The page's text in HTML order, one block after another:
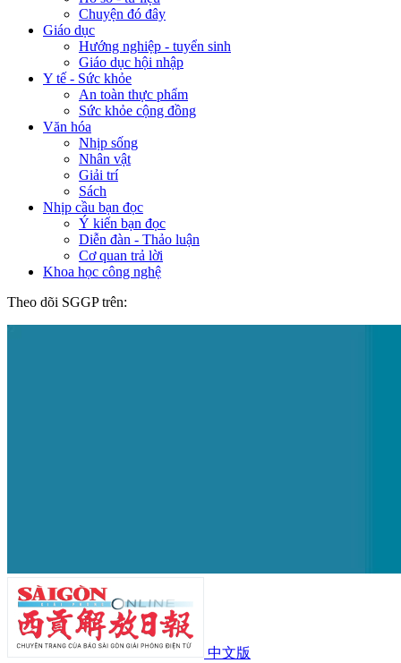
Chuyện đó đây
Giáo dục
Hướng nghiệp - tuyển sinh
Giáo dục hội nhập
Y tế - Sức khỏe
An toàn thực phẩm
Sức khỏe cộng đồng
Văn hóa
Nhịp sống
Nhân vật
Giải trí
Sách
Nhịp cầu bạn đọc
Ý kiến bạn đọc
Diễn đàn - Thảo luận
Cơ quan trả lời
Khoa học công nghệ
Theo dõi SGGP trên:
中文版